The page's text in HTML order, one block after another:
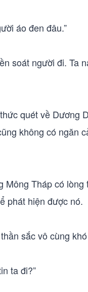
áo đen đâu.”
soát người đi. Ta
quét về Dương
không có ngăn
Tháp có
phát hiện được nó.
sắc vô cùng
ta đi?”